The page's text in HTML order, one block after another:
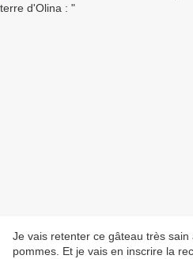
Je vais retenter ce gâteau très
pommes. Et je vais en inscrire la